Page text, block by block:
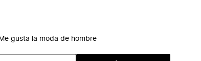
Me gusta la moda de hombre